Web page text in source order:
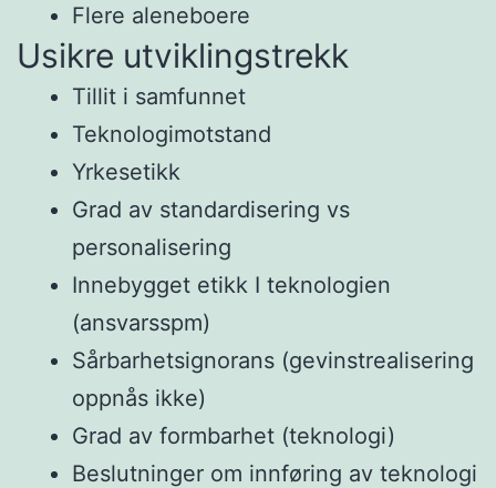
Flere aleneboere
Usikre utviklingstrekk
Tillit i samfunnet
Teknologimotstand
Yrkesetikk
Grad av standardisering vs
personalisering
Innebygget etikk I teknologien
(ansvarsspm)
Sårbarhetsignorans (gevinstrealisering
oppnås ikke)
Grad av formbarhet (teknologi)
Beslutninger om innføring av teknologi